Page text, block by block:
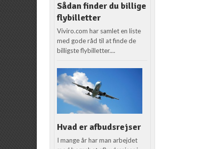
Sådan finder du billige
flybilletter
Viviro.com har samlet en liste
med gode råd til at finde de
billigste flybilletter....
Hvad er afbudsrejser
I mange år har man arbejdet